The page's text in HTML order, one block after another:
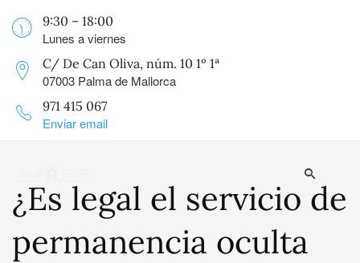
9:30 – 18:00
Lunes a viernes
C/ De Can Oliva, núm. 10 1º 1ª
07003 Palma de Mallorca
971 415 067
Enviar email
¿Es legal el servicio de
permanencia oculta